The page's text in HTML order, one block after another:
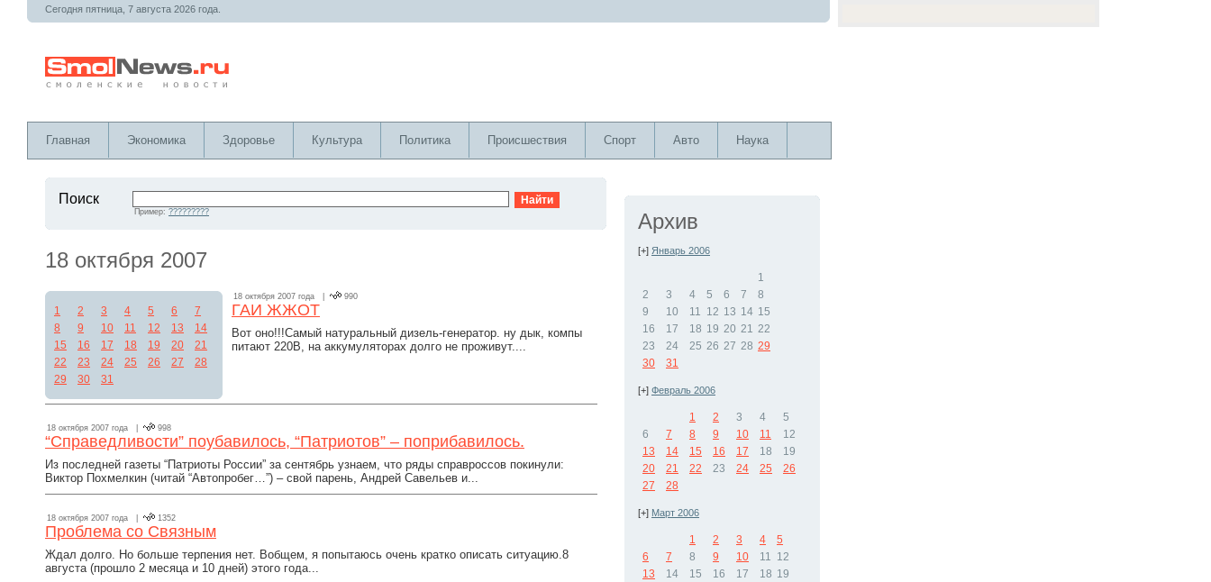
Сегодня пятница, 7 августа 2026 года.
Главная Экономика Здоровье Культура Политика Происшествия Спорт Авто Наука
Поиск
Пример: ?????????
18 октября 2007
1 2 3 4 5 6
7
8
9 10 11 12 13
14
15
16 17 18 19 20
21
22
23 24 25 26 27
28
29
30 31
18 октября 2007 года | 990
ГАИ ЖЖОТ
Вот оно!!!Самый натуральный дизель-генератор. ну дык, компы
питают 220В, на аккумуляторах долго не проживут....
18 октября 2007 года | 998
“Справедливости” поубавилось, “Патриотов” – поприбавилось.
Из последней газеты “Патриоты России” за сентябрь узнаем, что ряды справроссов покинули:
Виктор Похмелкин (читай “Автопробег…”) – свой парень, Андрей Савельев и...
18 октября 2007 года | 1352
Проблема со Связным
Ждал долго. Но больше терпения нет. Вобщем, я попытаюсь очень кратко описать ситуацию.8
августа (прошло 2 месяца и 10 дней) этого года...
Архив
[+] Январь 2006
1
2
3 4 5 6 7
8
9
10 11 12 13 14 15
16
17 18 19 20 21 22
23
24 25 26 27 28 29
30
31
[+] Февраль 2006
1 2 3 4
5
6
7 8 9 10 11
12
13
14 15 16 17 18
19
20
21 22 23 24 25
26
27
28
[+] Март 2006
1 2 3 4
5
6
7 8 9 10 11 12
13
14 15 16 17 18 19